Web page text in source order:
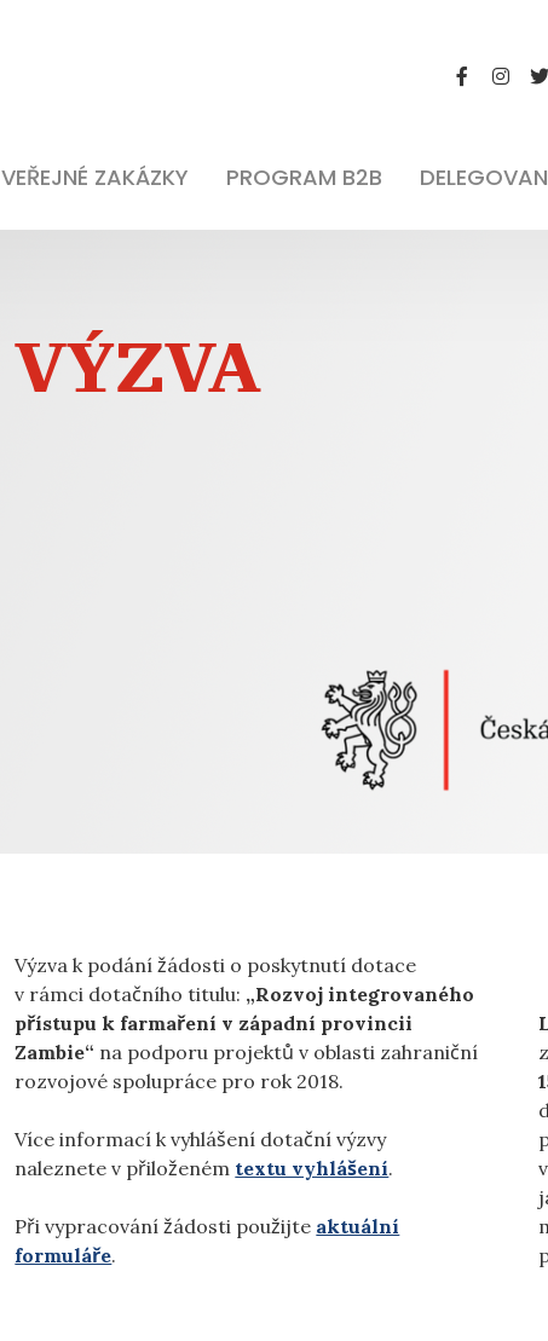
VEŘEJNÉ ZAKÁZKY PROGRAM B2B
Výzva k podání žádosti o poskytnutí dotace
v rámci dotačního titulu: „Rozvoj integrovaného
přístupu k farmaření v západní provincii
Zambie“ na podporu projektů v oblasti zahraniční
rozvojové spolupráce pro rok 2018.
Více informací k vyhlášení dotační výzvy
naleznete v přiloženém textu vyhlášení.
Při vypracování žádosti použijte aktuální
formuláře.